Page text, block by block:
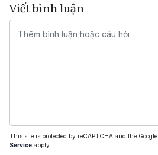
Viết bình luận
This site is protected by reCAPTCHA and the Google
Service apply.